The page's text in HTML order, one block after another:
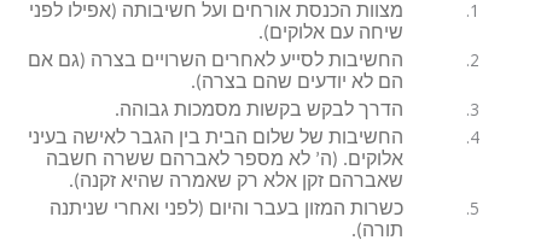
מצוות הכנסת אורחים ועל חשיבותה (אפילו לפני
שיחה עם אלוקים).
החשיבות לסייע לאחרים השרויים בצרה (גם אם
הם לא יודעים שהם בצרה).
הדרך לבקש בקשות מסמכות גבוהה.
החשיבות של שלום הבית בין הגבר לאישה בעיני
אלוקים. (ה’ לא מספר לאברהם ששרה חשבה
שאברהם זקן אלא רק שאמרה שהיא זקנה).
כשרות המזון בעבר והיום (לפני ואחרי שניתנה
תורה).